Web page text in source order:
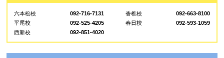
六本松校 092-716-7131 香椎校
092-663-8100
平尾校
092-525-4205 春日校
092-593-1059
西新校
092-851-4020